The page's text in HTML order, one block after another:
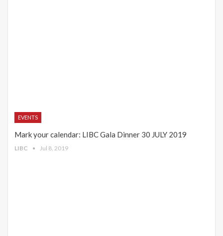
EVENTS
Mark your calendar: LIBC Gala Dinner 30 JULY 2019
LIBC Jul 8, 2019